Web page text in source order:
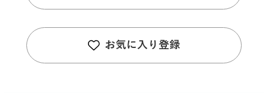
お気に入り登録